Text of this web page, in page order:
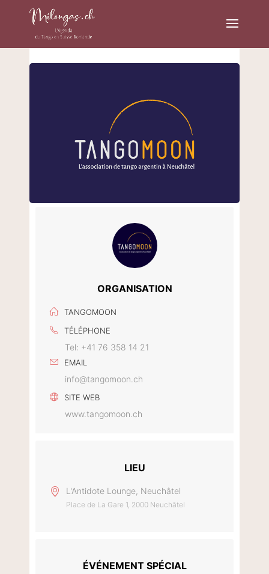
ORGANISATION
TANGOMOON
TÉLÉPHONE
Tel: +41 76 358 14 21
EMAIL
info@tangomoon.ch
SITE WEB
www.tangomoon.ch
LIEU
L'Antidote Lounge, Neuchâtel
Place de La Gare 1, 2000 Neuchâtel
ÉVÉNEMENT SPÉCIAL